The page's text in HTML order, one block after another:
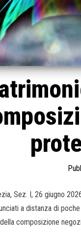
Sez. I, 26 giugno
a distanza di
della composizione